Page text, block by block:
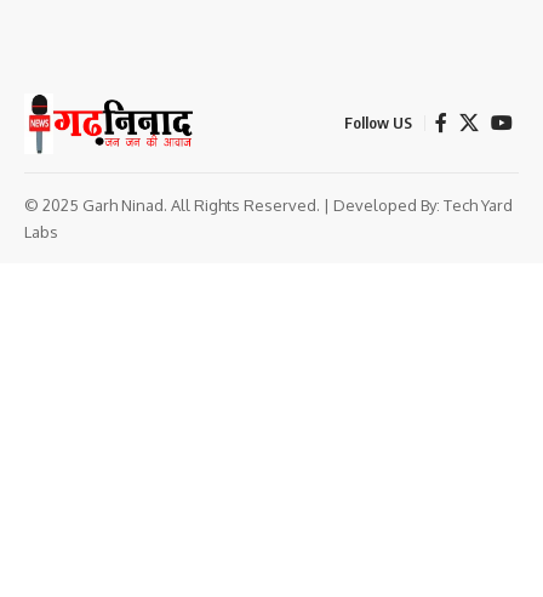
Follow US
© 2025 Garh Ninad. All Rights Reserved. | Developed By: Tech Yard
Labs